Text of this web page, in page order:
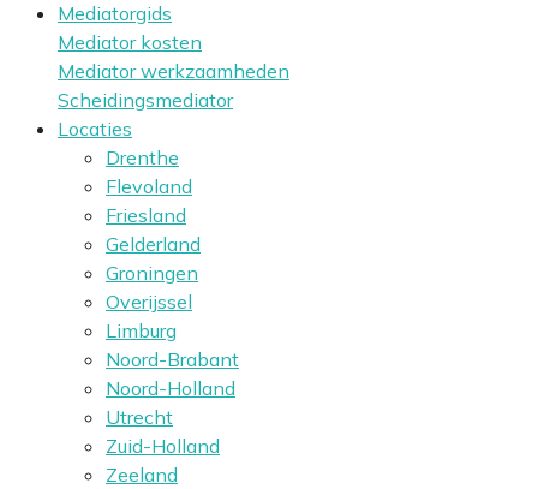
Mediatorgids
Mediator kosten
Mediator werkzaamheden
Scheidingsmediator
Locaties
Drenthe
Flevoland
Friesland
Gelderland
Groningen
Overijssel
Limburg
Noord-Brabant
Noord-Holland
Utrecht
Zuid-Holland
Zeeland